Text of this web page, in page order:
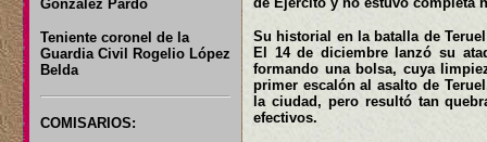
González Pardo
Teniente coronel de la
Guardia Civil Rogelio López
Belda
COMISARIOS:
Su historial en la batalla de
El 14 de diciembre lanzó su
formando una bolsa, cuya
primer escalón al asalto de
la ciudad, pero resultó tan
efectivos.